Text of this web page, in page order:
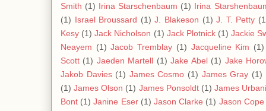
Smith (1) Irina Starschenbaum (1) Irina
(1) Israel Broussard (1) J. Blakeson (1) J. T. Petty
Kesy (1) Jack Nicholson (1) Jack Plotnick (1) Jackie
Neayem (1) Jacob Tremblay (1) Jacqueline Kim (1)
Scott (1) Jaeden Martell (1) Jake Abel (1) Jake
Jakob Davies (1) James Cosmo (1) James Gray (1)
(1) James Olson (1) James Ponsoldt (1) James
Bont (1) Janine Eser (1) Jason Clarke (1) Jason Cope